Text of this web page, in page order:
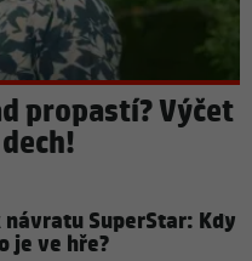
propastí? Výčet
SuperStar: Kdy
je ve hře?